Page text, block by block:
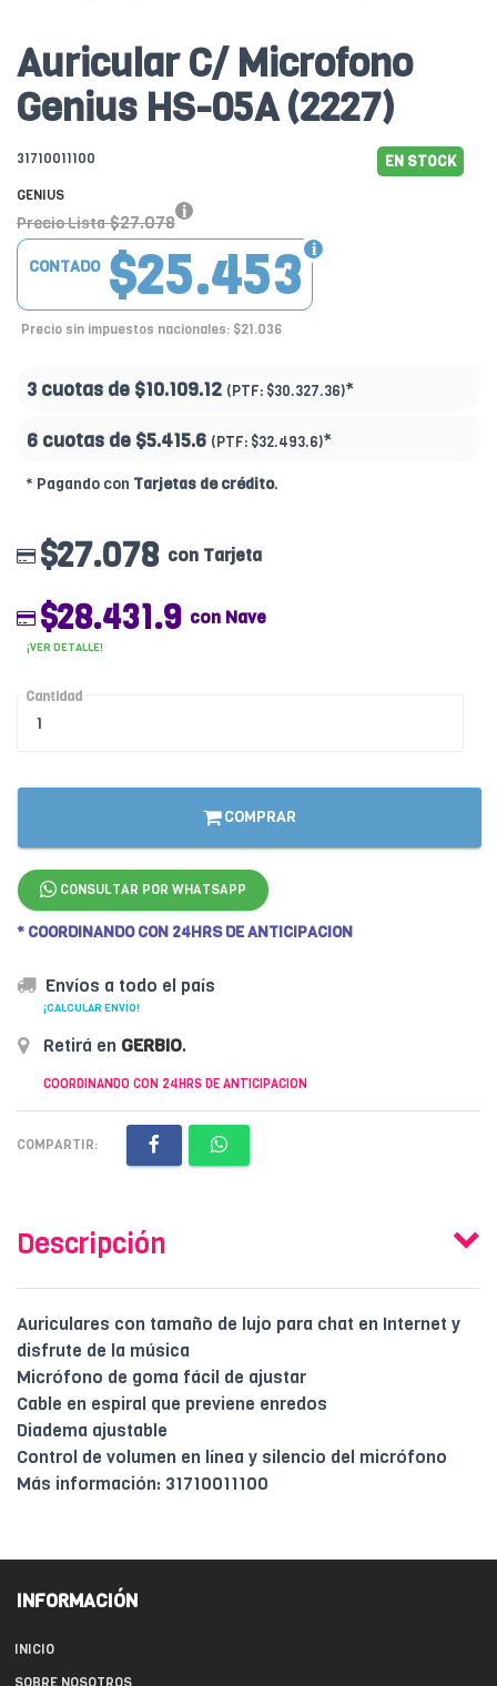
Auricular C/ Microfono
Genius HS-05A (2227)
31710011100 EN STOCK
GENIUS
Precio Lista $27.078
$25.453
CONTADO
Precio sin impuestos nacionales: $21.036
3 cuotas de $10.109.12 (PTF: $30.327.36)*
6 cuotas de $5.415.6 (PTF: $32.493.6)*
* Pagando con Tarjetas de crédito.
$27.078 con Tarjeta
$28.431.9 con Nave
¡VER DETALLE!
Cantidad
COMPRAR
CONSULTAR POR WHATSAPP
* COORDINANDO CON 24HRS DE ANTICIPACION
Envíos a todo el país
¡CALCULAR ENVÍO!
Retirá en GERBIO.
COORDINANDO CON 24HRS DE ANTICIPACION
COMPARTIR:
Descripción
Auriculares con tamaño de lujo para chat en Internet y
disfrute de la música
Micrófono de goma fácil de ajustar
Cable en espiral que previene enredos
Diadema ajustable
Control de volumen en línea y silencio del micrófono
Más información: 31710011100
INFORMACIÓN
INICIO